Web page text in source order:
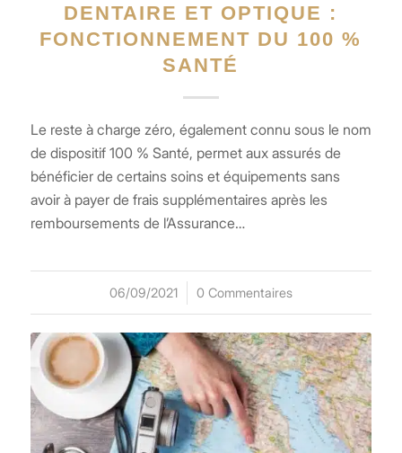
DENTAIRE ET OPTIQUE :
FONCTIONNEMENT DU 100 %
SANTÉ
Le reste à charge zéro, également connu sous le nom
de dispositif 100 % Santé, permet aux assurés de
bénéficier de certains soins et équipements sans
avoir à payer de frais supplémentaires après les
remboursements de l’Assurance…
06/09/2021
/ 0 Commentaires